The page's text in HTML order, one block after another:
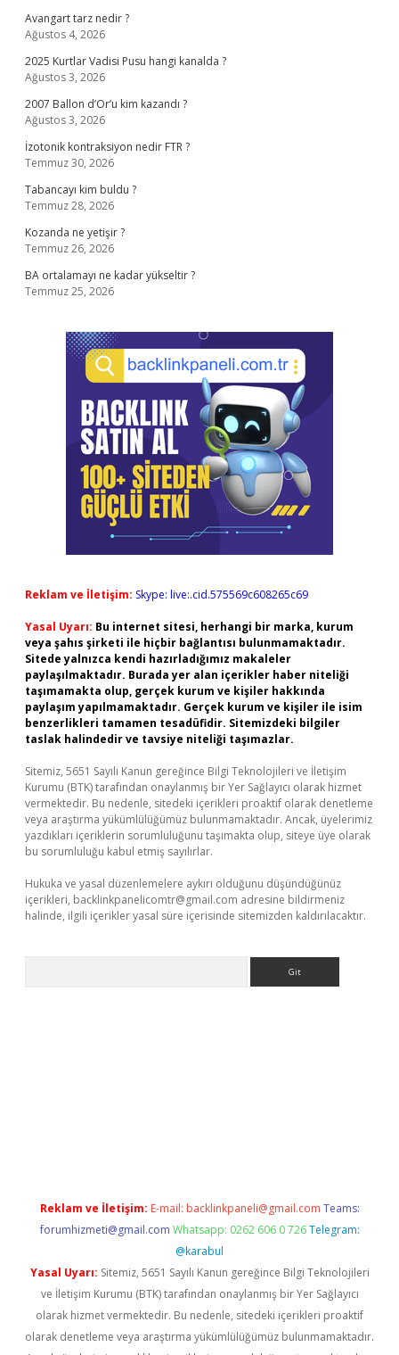
Avangart tarz nedir ?
Ağustos 4, 2026
2025 Kurtlar Vadisi Pusu hangi kanalda ?
Ağustos 3, 2026
2007 Ballon d’Or’u kim kazandı ?
Ağustos 3, 2026
İzotonik kontraksiyon nedir FTR ?
Temmuz 30, 2026
Tabancayı kim buldu ?
Temmuz 28, 2026
Kozanda ne yetişir ?
Temmuz 26, 2026
BA ortalamayı ne kadar yükseltir ?
Temmuz 25, 2026
Reklam ve İletişim: Skype: live:.cid.575569c608265c69
Yasal Uyarı: Bu internet sitesi, herhangi bir marka, kurum
veya şahıs şirketi ile hiçbir bağlantısı bulunmamaktadır.
Sitede yalnızca kendi hazırladığımız makaleler
paylaşılmaktadır. Burada yer alan içerikler haber niteliği
taşımamakta olup, gerçek kurum ve kişiler hakkında
paylaşım yapılmamaktadır. Gerçek kurum ve kişiler ile isim
benzerlikleri tamamen tesadüfidir. Sitemizdeki bilgiler
taslak halindedir ve tavsiye niteliği taşımazlar.
Sitemiz, 5651 Sayılı Kanun gereğince Bilgi Teknolojileri ve İletişim
Kurumu (BTK) tarafından onaylanmış bir Yer Sağlayıcı olarak hizmet
vermektedir. Bu nedenle, sitedeki içerikleri proaktif olarak denetleme
veya araştırma yükümlülüğümüz bulunmamaktadır. Ancak, üyelerimiz
yazdıkları içeriklerin sorumluluğunu taşımakta olup, siteye üye olarak
bu sorumluluğu kabul etmiş sayılırlar.
Hukuka ve yasal düzenlemelere aykırı olduğunu düşündüğünüz
içerikleri, backlinkpanelicomtr@gmail.com adresine bildirmeniz
halinde, ilgili içerikler yasal süre içerisinde sitemizden kaldırılacaktır.
Reklam ve İletişim: E-mail: backlinkpaneli@gmail.com Teams:
forumhizmeti@gmail.com Whatsapp: 0262 606 0 726 Telegram:
@karabul
Yasal Uyarı: Sitemiz, 5651 Sayılı Kanun gereğince Bilgi Teknolojileri
ve İletişim Kurumu (BTK) tarafından onaylanmış bir Yer Sağlayıcı
olarak hizmet vermektedir. Bu nedenle, sitedeki içerikleri proaktif
olarak denetleme veya araştırma yükümlülüğümüz bulunmamaktadır.